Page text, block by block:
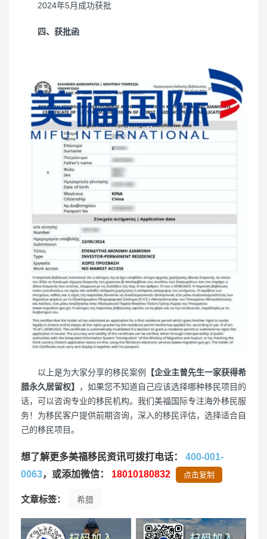
2024年5月成功获批
四、获批函
以上是为大家分享的移民案例
【企业主曾先生一家获得希
腊永久居留权】
，如果您不知道自己应该选择哪种移民项目的
话，可以咨询专业的移民机构。我们美福国际专注海外移民服
务！为移民客户提供前期咨询，深入的移民评估，选择适合自
己的移民项目。
想了解更多美福移民资讯可拨打电话： 400-001-
0063，或添加微信： 18010180832 点击复制
文章标签： 希腊